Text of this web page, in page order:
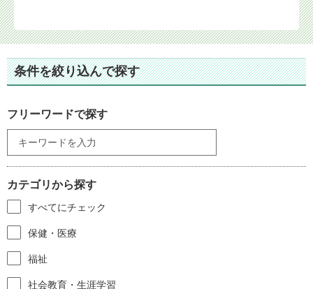
条件を絞り込んで探す
フリーワードで探す
カテゴリから探す
すべてにチェック
保健・医療
福祉
社会教育・生涯学習